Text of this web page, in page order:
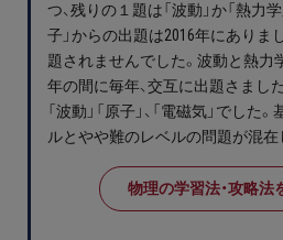
つ、残りの１題は「波動」か「熱力
子」からの出題は2016年にありま
題されませんでした。波動と熱力
年の間に毎年、交互に出題さました
「波動」「原子」、「電磁気」でした
ルとやや難のレベルの問題が混在
物理の学習法・攻略法